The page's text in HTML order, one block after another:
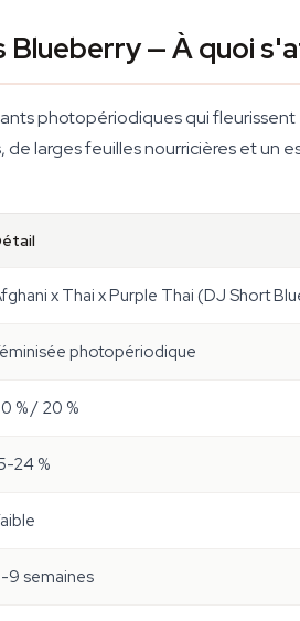
Blueberry — À quoi
photopériodiques qui
larges feuilles nourricières et un
x Thai x Purple Thai (DJ Short
photopériodique
% / 20 %
24 %
9 semaines